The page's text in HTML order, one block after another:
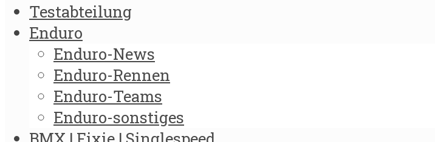
Testabteilung
Enduro
Enduro-News
Enduro-Rennen
Enduro-Teams
Enduro-sonstiges